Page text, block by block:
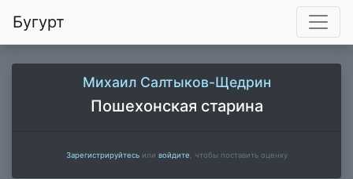
Бугурт
Михаил Салтыков-Щедрин
Пошехонская старина
Зарегистрируйтесьили войдите , чтобы поставить оценку